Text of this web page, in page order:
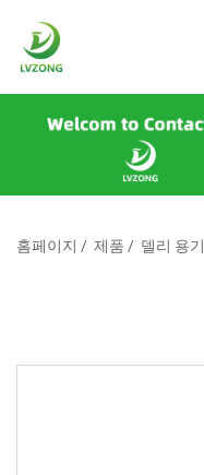
홈페이지 / 제품 / 델리 용기